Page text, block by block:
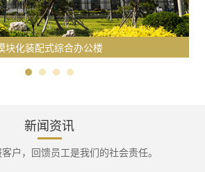
块化装配式综合办公楼
新闻资讯
户，回馈员工是我们的社会责任。